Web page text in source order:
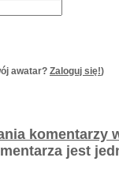
awatar? Zaloguj się!)
komentarzy
jest